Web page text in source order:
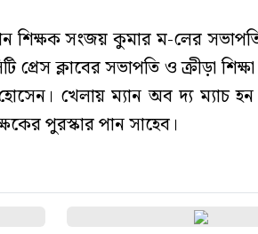
শিক্ষক সংজয় কুমার ম-লের
প্রেস ক্লাবের সভাপতি ও ক্রীড়া
খেলায় ম্যান অব দ্য ম্যাচ হন
পুরস্কার পান সাহেব।